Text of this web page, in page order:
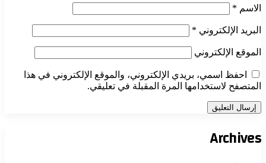
الاسم *
البريد الإلكتروني *
الموقع الإلكتروني
احفظ اسمي، بريدي الإلكتروني، والموقع الإلكتروني في هذا
المتصفح لاستخدامها المرة المقبلة في تعليقي.
Archives